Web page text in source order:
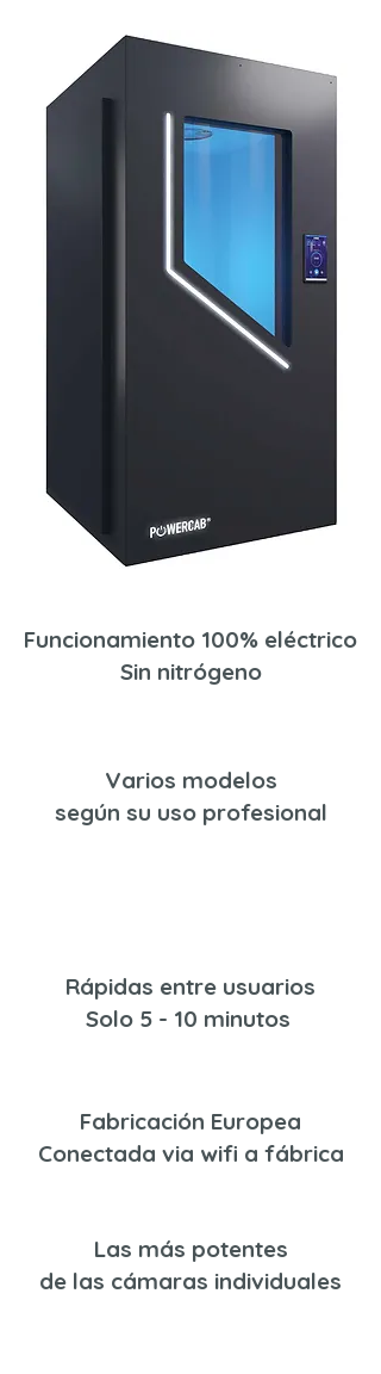
Funcionamiento 100% eléctrico
Sin nitrógeno
Varios modelos
según su uso profesional
Rápidas entre usuarios
Solo 5 - 10 minutos
Fabricación Europea
Conectada via wifi a fábrica
Las más potentes
de las cámaras individuales